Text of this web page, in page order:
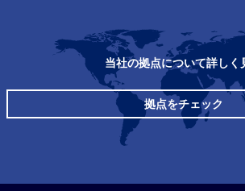
当社の拠点について詳しく
拠点をチェック